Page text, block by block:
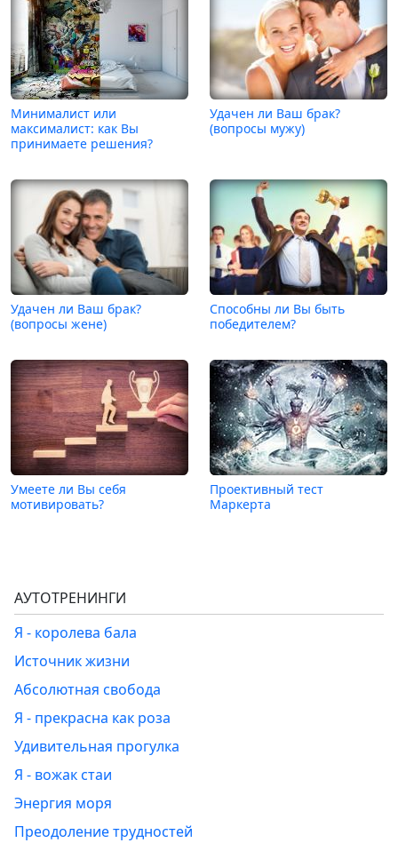
Минималист или
максималист: как Вы
принимаете решения?
Удачен ли Ваш брак?
(вопросы мужу)
Удачен ли Ваш брак?
(вопросы жене)
Способны ли Вы быть
победителем?
Умеете ли Вы себя
мотивировать?
Проективный тест
Маркерта
АУТОТРЕНИНГИ
Я - королева бала
Источник жизни
Абсолютная свобода
Я - прекрасна как роза
Удивительная прогулка
Я - вожак стаи
Энергия моря
Преодоление трудностей